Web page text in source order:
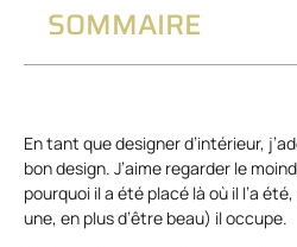
SOMMAIRE
En tant que designer d’intérieur,
bon design. J’aime regarder le
pourquoi il a été placé là où il l’a
une, en plus d’être beau) il occupe.